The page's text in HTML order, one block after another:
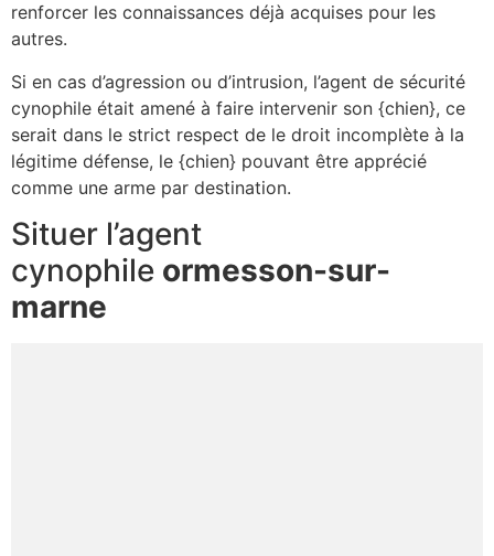
renforcer les connaissances déjà acquises pour les
autres.
Si en cas d’agression ou d’intrusion, l’agent de sécurité
cynophile était amené à faire intervenir son {chien}, ce
serait dans le strict respect de le droit incomplète à la
légitime défense, le {chien} pouvant être apprécié
comme une arme par destination.
Situer l’agent
cynophile ormesson-sur-
marne